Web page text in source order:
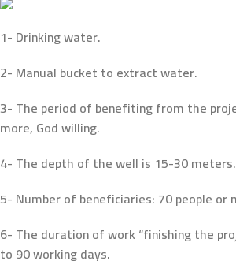
panel
panel
panel
satın al
satın al
Panel
panel
panel
1- Drinking water.
2- Manual bucket to extract water.
3- The period of benefiting from the
more, God willing.
4- The depth of the well is 15-30 meters.
5- Number of beneficiaries: 70 people or
6- The duration of work “finishing the
to 90 working days.